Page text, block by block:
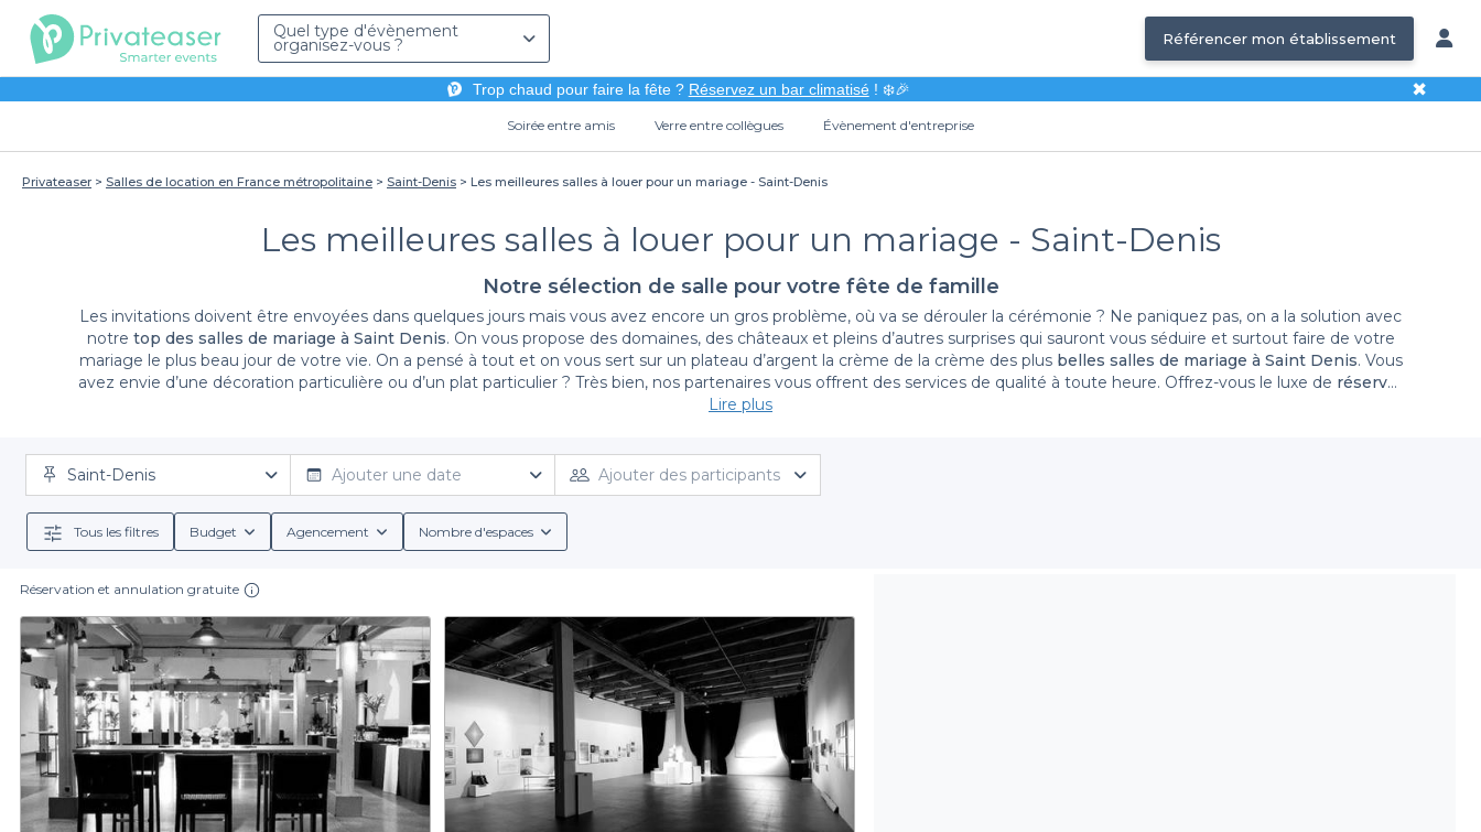
Quel type d'évènement
organisez-vous ? Référencer mon établissement
Trop chaud pour faire la fête ? Réservez un bar climatisé! ❄️🎉 ✖
Soirée entre amis Verre entre collègues Évènement d'entreprise
Privateaser Salles de location en France métropolitaine Saint-Denis Les meilleures salles à louer pour un mariage - Saint-Denis
Les meilleures salles à louer pour un mariage - Saint-Denis
Notre sélection de salle pour votre fête de famille
Les invitations doivent être envoyées dans quelques jours mais vous avez encore un gros problème, où va se dérouler la cérémonie ? Ne paniquez pas, on a la solution avec
notre top des salles de mariage à Saint Denis. On vous propose des domaines, des châteaux et pleins d’autres surprises qui sauront vous séduire et surtout faire de votre
mariage le plus beau jour de votre vie. On a pensé à tout et on vous sert sur un plateau d’argent la crème de la crème des plus belles salles de mariage à Saint Denis. Vous
avez envie d’une décoration particulière ou d’un plat particulier ? Très bien, nos partenaires vous offrent des services de qualité à toute heure. Offrez-vous le luxe de réserver
! Vous ne regretterez pas d’avoir privatisé une de nos
Lire plus
Saint-Denis Ajouter une date Ajouter des participants
Tous les filtres Budget Agencement Nombre d'espaces
Réservation et annulation gratuite